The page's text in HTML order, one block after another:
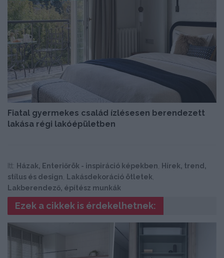
Fiatal gyermekes család ízlésesen berendezett
lakása régi lakóépületben
Itt: Házak, Enteriőrök - inspiráció képekben Hírek, trend,
stílus és design Lakásdekoráció ötletek
Lakberendező, építész munkák
Ezek a cikkek is érdekelhetnek: